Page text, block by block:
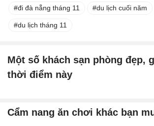
đi đà nẵng tháng 11 du lịch cuối năm
du lịch tháng 11
Một số khách sạn phòng đẹp,
thời điểm này
Cẩm nang ăn chơi khác bạn